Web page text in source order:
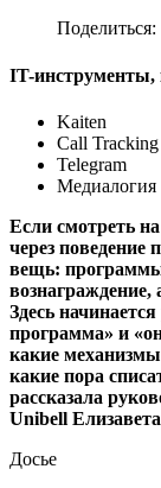
Поделиться:
IT-инструменты,
Kaiten
Call Tracking
Telegram
Медиалогия
Если смотреть
через поведение
вещь: программы
Здесь
программа» и
какие
какие пора
рассказала
Unibell
Досье